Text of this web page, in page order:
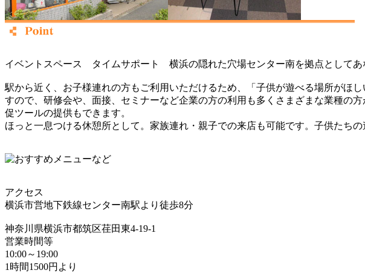
イベントスペース タイムサポート 横浜の隠れた穴場センター南を拠点としてあ
駅から近く、お子様連れの方もご利用いただけるため、「子供が遊べる場所がほ
すので、研修会や、面接、セミナーなど企業の方の利用も多くさまざまな業種の
促ツールの提供もできます。
ほっと一息つける休憩所として。家族連れ・親子での来店も可能です。子供たち
アクセス
横浜市営地下鉄線センター南駅より徒歩8分
神奈川県横浜市都筑区荏田東4-19-1
営業時間等
10:00～19:00
1時間1500円より